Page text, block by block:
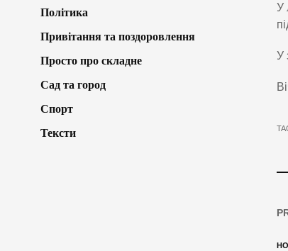
У
У
Політика
Привітання та поздоровлення
Просто про складне
Сад та город
Спорт
Тексти